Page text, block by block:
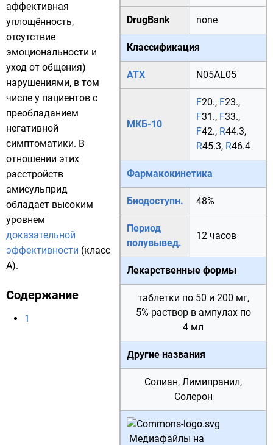
DrugBank none
Классификация
АТХ N05AL05
МКБ-10
F20., F23.,
F31., F33.,
F42., R44.3,
R45.3, R46.4
Фармакокинетика
Биодоступн. 48%
Период
полувывед.
12 часов
Лекарственные формы
таблетки по 50 и 200 мг,
5% раствор в ампулах по
4 мл
Другие названия
Солиан, Лимипранил,
Солерон
Медиафайлы на
аффективная
уплощённость,
отсутствие
эмоциональности и
уход от общения)
нарушениями, в том
числе у пациентов с
преобладанием
негативной
симптоматики. В
отношении этих
расстройств
амисульприд
обладает высоким
уровнем
доказательной
эффективности (класс
А).
Содержание
1